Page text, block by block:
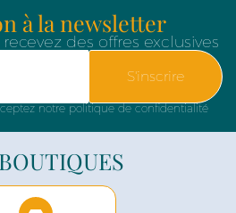
à la newsletter
des offres exclusives
S'inscrire
notre politique de confidentialité